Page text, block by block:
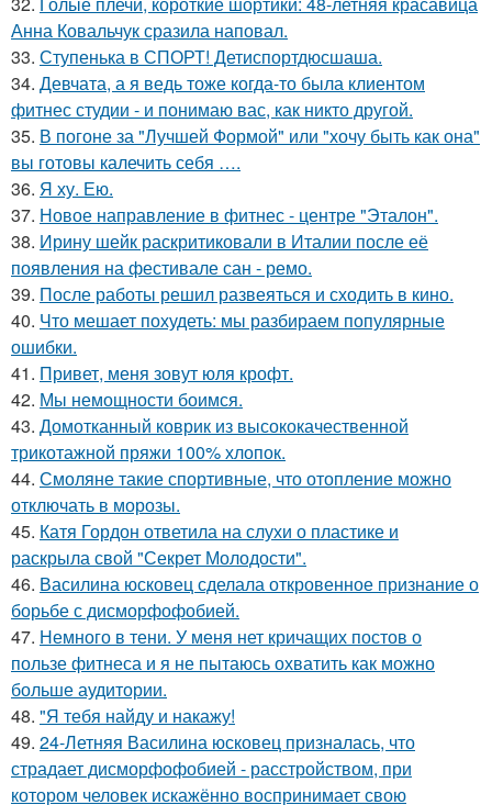
Анна Ковальчук сразила наповал.
33. Ступенька в СПОРТ! Детиспортдюсшаша.
34. Девчата, а я ведь тоже когда-то была клиентом
фитнес студии - и понимаю вас, как никто другой.
35. В погоне за "Лучшей Формой" или "хочу быть как она"
вы готовы калечить себя ….
36. Я ху. Ею.
37. Новое направление в фитнес - центре "Эталон".
38. Ирину шейк раскритиковали в Италии после её
появления на фестивале сан - ремо.
39. После работы решил развеяться и сходить в кино.
40. Что мешает похудеть: мы разбираем популярные
ошибки.
41. Привет, меня зовут юля крофт.
42. Мы немощности боимся.
43. Домотканный коврик из высококачественной
трикотажной пряжи 100% хлопок.
44. Смоляне такие спортивные, что отопление можно
отключать в морозы.
45. Катя Гордон ответила на слухи о пластике и
раскрыла свой "Секрет Молодости".
46. Василина юсковец сделала откровенное признание о
борьбе с дисморфофобией.
47. Немного в тени. У меня нет кричащих постов о
пользе фитнеса и я не пытаюсь охватить как можно
больше аудитории.
48. "Я тебя найду и накажу!
49. 24-Летняя Василина юсковец призналась, что
страдает дисморфофобией - расстройством, при
котором человек искажённо воспринимает свою